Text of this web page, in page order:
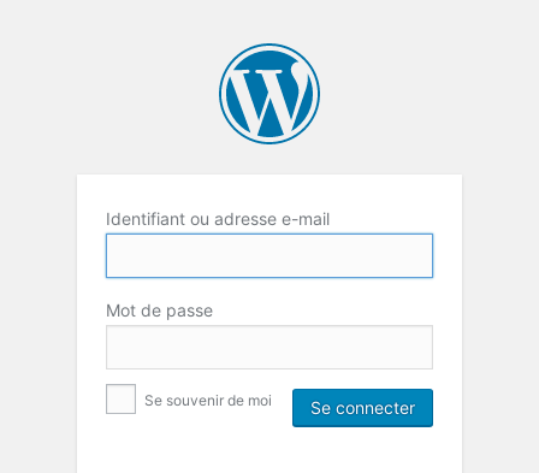
Identifiant ou adresse e-mail
Mot de passe
Se souvenir de moi